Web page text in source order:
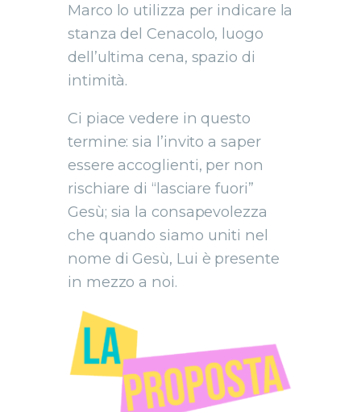
Marco lo utilizza per indicare la
stanza del Cenacolo, luogo
dell’ultima cena, spazio di
intimità.
Ci piace vedere in questo
termine: sia l’invito a saper
essere accoglienti, per non
rischiare di “lasciare fuori”
Gesù; sia la consapevolezza
che quando siamo uniti nel
nome di Gesù, Lui è presente
in mezzo a noi.